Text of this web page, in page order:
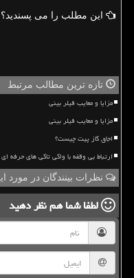
این مطلب را می پسندید؟
تازه ترین مطالب مرتبط
مزایا و معایب فیلر بینی
مزایا و معایب فیلر بینی
اجاق گاز پیت چیست؟
ارتباط بی وقفه با واکی تاکی های حرفه ای
نظرات بینندگان در مورد
لطفا شما همنظر دهید